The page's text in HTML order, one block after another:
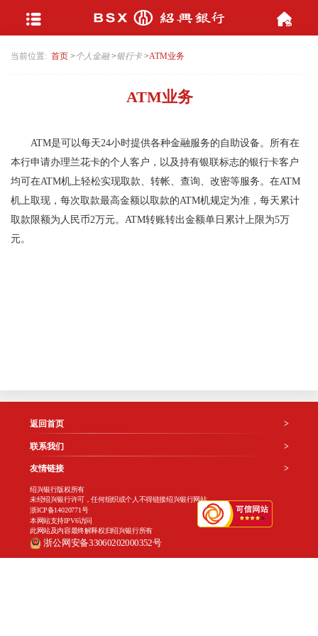
当前位置: 首页 >个人金融 >银行卡 >ATM业务
ATM业务
ATM是可以每天24小时提供各种金融服务的自助设备。所有在
本行申请办理兰花卡的个人客户，以及持有银联标志的银行卡客户
均可在ATM机上轻松实现取款、转帐、查询、改密等服务。在ATM
机上取现，每次取款最高金额以取款的ATM机规定为准，每天累计
取款限额为人民币2万元。ATM转账转出金额单日累计上限为5万
元。
返回首页 >
联系我们 >
友情链接 >
绍兴银行版权所有
未经绍兴银行许可，任何组织或个人不得链接绍兴银行网站
浙ICP备14020771号
本网站支持IPV6访问
此网站及内容最终解释权归绍兴银行所有
浙公网安备33060202000352号